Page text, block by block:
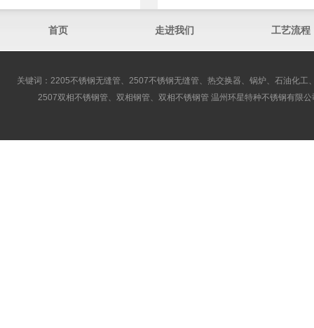
首页 走进我们 工艺流程
关键词：2205不锈钢无缝管、2507不锈钢无缝管、热交换器、锅炉、石油化
2507双相不锈钢管、双相钢管、双相不锈钢管 温州环星特种不锈钢有限